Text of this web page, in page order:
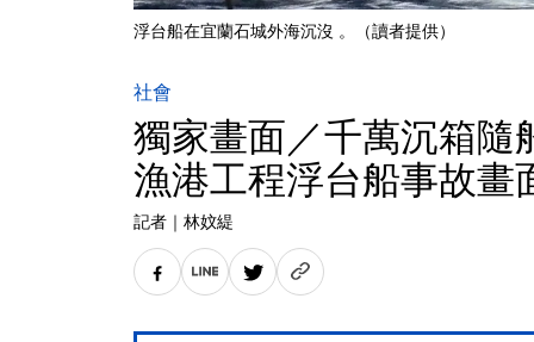
浮台船在宜蘭石城外海沉沒 。（讀者提供）
社會
獨家畫面／千萬沉箱
漁港工程浮台船事故畫
記者 ｜ 林妏緹